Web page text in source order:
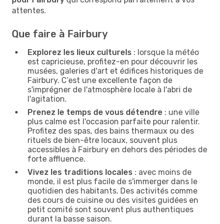
attentes.
Que faire à Fairbury
Explorez les lieux culturels : lorsque la météo
est capricieuse, profitez-en pour découvrir les
musées, galeries d'art et édifices historiques de
Fairbury. C’est une excellente façon de
s'imprégner de l'atmosphère locale à l'abri de
l'agitation.
Prenez le temps de vous détendre : une ville
plus calme est l'occasion parfaite pour ralentir.
Profitez des spas, des bains thermaux ou des
rituels de bien-être locaux, souvent plus
accessibles à Fairbury en dehors des périodes de
forte affluence.
Vivez les traditions locales : avec moins de
monde, il est plus facile de s'immerger dans le
quotidien des habitants. Des activités comme
des cours de cuisine ou des visites guidées en
petit comité sont souvent plus authentiques
durant la basse saison.